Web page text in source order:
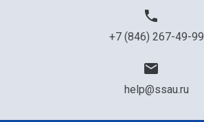
+7 (846) 267-49-99
help@ssau.ru